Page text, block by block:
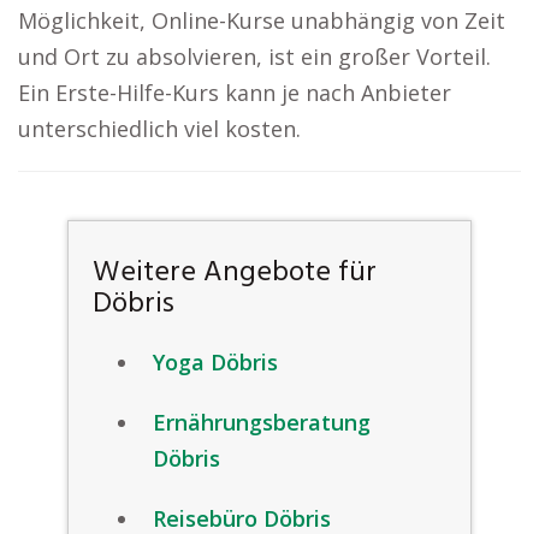
Möglichkeit, Online-Kurse unabhängig von Zeit
und Ort zu absolvieren, ist ein großer Vorteil.
Ein Erste-Hilfe-Kurs kann je nach Anbieter
unterschiedlich viel kosten.
Weitere Angebote für
Döbris
Yoga Döbris
Ernährungsberatung
Döbris
Reisebüro Döbris